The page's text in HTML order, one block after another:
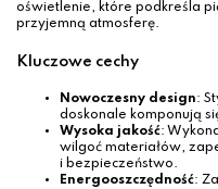
oświetlenie, które podkreśla
przyjemną atmosferę.
Kluczowe cechy
Nowoczesny design:
doskonale komponują
Wysoka jakość:
wilgoć materiałów,
i bezpieczeństwo.
Energooszczędność: